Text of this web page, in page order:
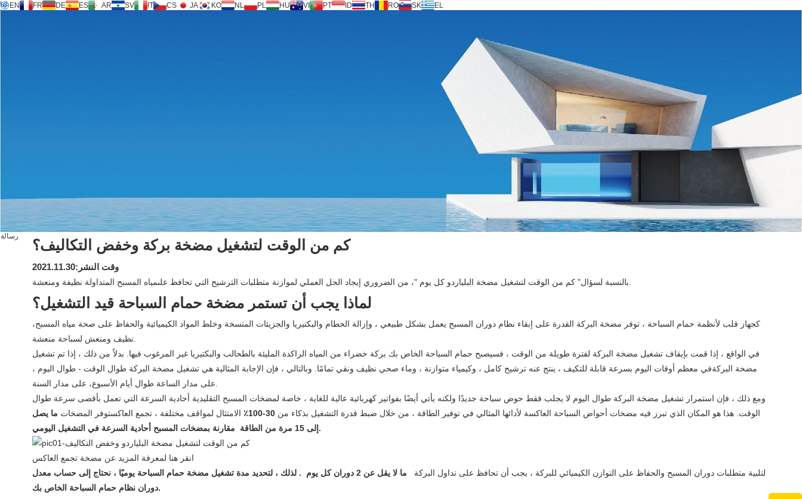
عنا
جامعة التكنولوجيا ®
EN FR DE ES AR SV IT CS JA KO NL PL HU VI PT ID TH RO SK EL
رسالة
كم من الوقت لتشغيل مضخة بركة وخفض التكاليف؟
وقت النشر:2021.11.30
بالنسبة لسؤال" كم من الوقت لتشغيل مضخة البلياردو كل يوم "، من الضروري إيجاد الحل العملي لموازنة متطلبات الترشيح التي تحافظ علىمياه المسبح المتداولة نظيفة ومنعشة.
لماذا يجب أن تستمر مضخة حمام السباحة قيد التشغيل؟
كجهاز قلب لأنظمة حمام السباحة ، توفر مضخة البركة القدرة على إبقاء نظام دوران المسبح يعمل بشكل طبيعي ، وإزالة الحطام والبكتيريا والجزيئات المتسخة وخلط المواد الكيميائية والحفاظ على صحة مياه المسبح،
نظيف ومنعش لسباحة منعشة.
في الواقع ، إذا قمت بإيقاف تشغيل مضخة البركة لفترة طويلة من الوقت ، فسيصبح حمام السباحة الخاص بك بركة خضراء من المياه الراكدة المليئة بالطحالب والبكتيريا غير المرغوب فيها. بدلاً من ذلك ، إذا تم تشغيل
مضخة البركةفي معظم أوقات اليوم بسرعة قابلة للتكيف ، ينتج عنه ترشيح كامل ، وكيمياء متوازنة ، وماء صحي نظيف ونقي تمامًا. وبالتالي ، فإن الإجابة المثالية هي تشغيل مضخة البركة طوال الوقت - طوال اليوم ،
على مدار الساعة طوال أيام الأسبوع، على مدار السنة.
ومع ذلك ، فإن استمرار تشغيل مضخة البركة طوال اليوم لا يجلب فقط حوض سباحة جديدًا ولكنه يأتي أيضًا بفواتير كهربائية عالية للغاية ، خاصة لمضخات المسبح التقليدية أحادية السرعة التي تعمل بأقصى سرعة طوال
الوقت. هذا هو المكان الذي تبرز فيه مضخات أحواض السباحة العاكسة لأدائها المثالي في توفير الطاقة ، من خلال ضبط قدرة التشغيل بذكاء من30-100٪ الامتثال لمواقف مختلفة ، تجمع العاكستوفر المضخات ما يصل
إلى 15 مرة من الطاقة مقارنة بمضخات المسبح أحادية السرعة في التشغيل اليومي.
انقر هنا لمعرفة المزيد عن مضخة تجمع العاكس
لتلبية متطلبات دوران المسبح والحفاظ على التوازن الكيميائي للبركة ، يجب أن تحافظ على تداول البركة
ما لا يقل عن 2 دوران كل يوم
. لذلك ، لتحديد مدة تشغيل مضخة حمام السباحة يوميًا ، نحتاج إلى حساب معدل
دوران نظام حمام السباحة الخاص بك.